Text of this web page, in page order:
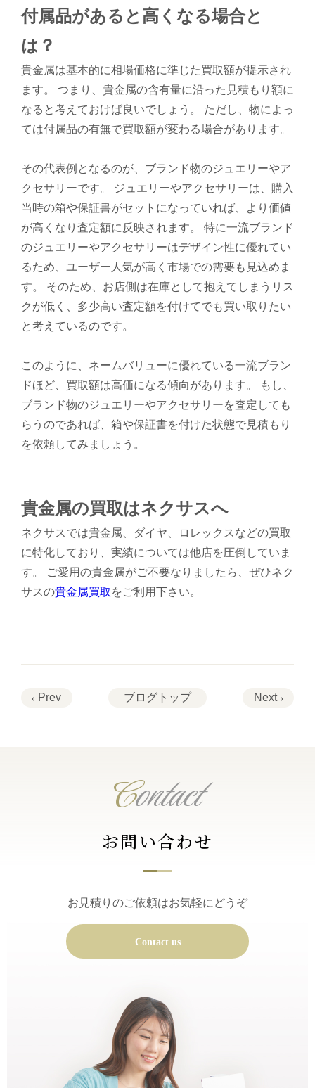
付属品があると高くなる場合と
は？
貴金属は基本的に相場価格に準じた買取額が提示され
ます。 つまり、貴金属の含有量に沿った見積もり額に
なると考えておけば良いでしょう。 ただし、物によっ
ては付属品の有無で買取額が変わる場合があります。
その代表例となるのが、ブランド物のジュエリーやア
クセサリーです。 ジュエリーやアクセサリーは、購入
当時の箱や保証書がセットになっていれば、より価値
が高くなり査定額に反映されます。 特に一流ブランド
のジュエリーやアクセサリーはデザイン性に優れてい
るため、ユーザー人気が高く市場での需要も見込めま
す。 そのため、お店側は在庫として抱えてしまうリス
クが低く、多少高い査定額を付けてでも買い取りたい
と考えているのです。
このように、ネームバリューに優れている一流ブラン
ドほど、買取額は高価になる傾向があります。 もし、
ブランド物のジュエリーやアクセサリーを査定しても
らうのであれば、箱や保証書を付けた状態で見積もり
を依頼してみましょう。
貴金属の買取はネクサスへ
ネクサスでは貴金属、ダイヤ、ロレックスなどの買取
に特化しており、実績については他店を圧倒していま
す。 ご愛用の貴金属がご不要なりましたら、ぜひネク
サスの貴金属買取 をご利用下さい。
Prev ブログトップ Next
Contact
お問い合わせ
お見積りのご依頼はお気軽にどうぞ
Contact us